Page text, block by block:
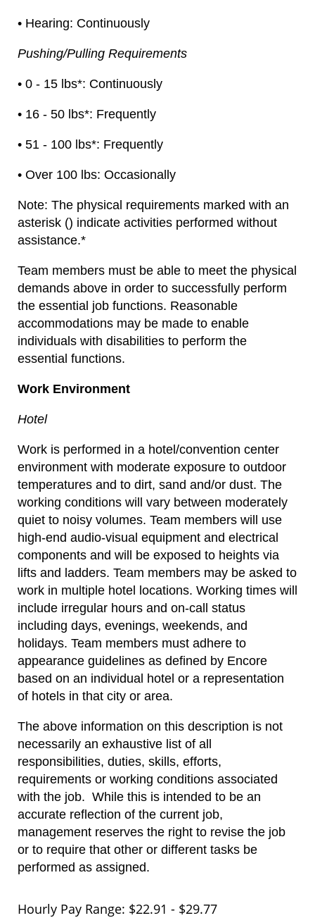
• Hearing: Continuously
Pushing/Pulling Requirements
• 0 - 15 lbs*: Continuously
• 16 - 50 lbs*: Frequently
• 51 - 100 lbs*: Frequently
• Over 100 lbs: Occasionally
Note: The physical requirements marked with an
asterisk () indicate activities performed without
assistance.*
Team members must be able to meet the physical
demands above in order to successfully perform
the essential job functions. Reasonable
accommodations may be made to enable
individuals with disabilities to perform the
essential functions.
Work Environment
Hotel
Work is performed in a hotel/convention center
environment with moderate exposure to outdoor
temperatures and to dirt, sand and/or dust. The
working conditions will vary between moderately
quiet to noisy volumes. Team members will use
high-end audio-visual equipment and electrical
components and will be exposed to heights via
lifts and ladders. Team members may be asked to
work in multiple hotel locations. Working times will
include irregular hours and on-call status
including days, evenings, weekends, and
holidays. Team members must adhere to
appearance guidelines as defined by Encore
based on an individual hotel or a representation
of hotels in that city or area.
The above information on this description is not
necessarily an exhaustive list of all
responsibilities, duties, skills, efforts,
requirements or working conditions associated
with the job. While this is intended to be an
accurate reflection of the current job,
management reserves the right to revise the job
or to require that other or different tasks be
performed as assigned.
Hourly Pay Range: $22.91 - $29.77